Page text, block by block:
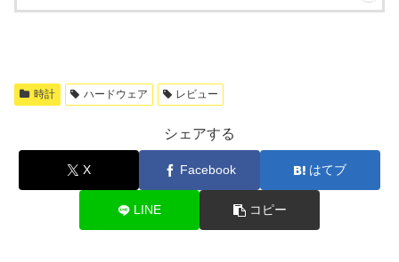
時計 ハードウェア レビュー
シェアする
X Facebook はてブ
LINE コピー